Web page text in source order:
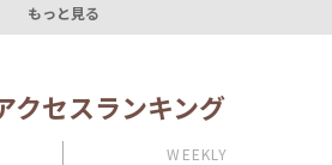
もっと見る
クセスランキング
WEEKLY